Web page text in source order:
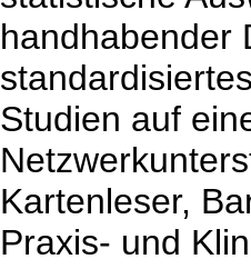
handhabender
Studien auf
Kartenleser,
Praxis- und